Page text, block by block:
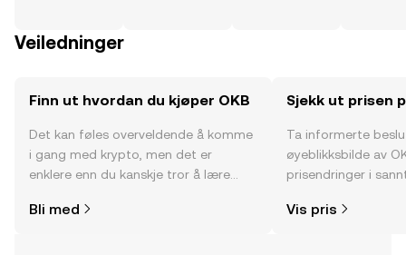
Veiledninger
Finn ut hvordan du kjøper OKB
Det kan føles overveldende å komme
i gang med krypto, men det er
enklere enn du kanskje tror å lære
Kom i gang med reisen din på OKX-
Bli med
Sjekk ut prisen
Ta informerte
øyeblikksbilde av
prisendringer i
Vis pris